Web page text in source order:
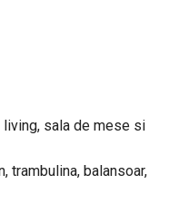
sala de mese si
trambulina, balansoar,